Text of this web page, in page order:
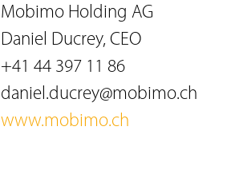
Mobimo Holding AG
Daniel Ducrey, CEO
+41 44 397 11 86
daniel.ducrey@mobimo.ch
www.mobimo.ch